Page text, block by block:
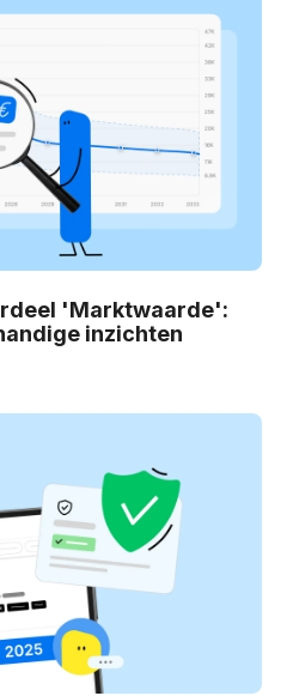
'Marktwaarde':
inzichten